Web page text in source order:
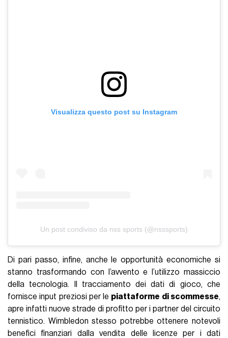
Visualizza questo post su Instagram
Un post condiviso da nss sports (@nsssports)
Di pari passo, infine, anche le opportunità economiche si
stanno trasformando con l’avvento e l’utilizzo massiccio
della tecnologia. Il tracciamento dei dati di gioco, che
fornisce input preziosi per le piattaforme di scommesse,
apre infatti nuove strade di profitto per i partner del circuito
tennistico. Wimbledon stesso potrebbe ottenere notevoli
benefici finanziari dalla vendita delle licenze per i dati